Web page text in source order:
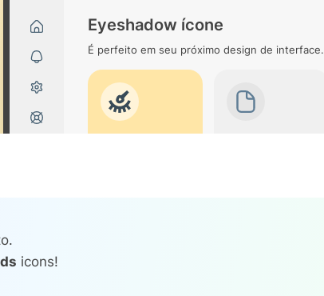
Eyeshadow ícone
É perfeito em seu próximo design de interface.
icons!